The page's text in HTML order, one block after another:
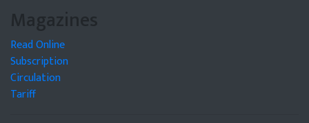
Magazines
Read Online
Subscription
Circulation
Tariff